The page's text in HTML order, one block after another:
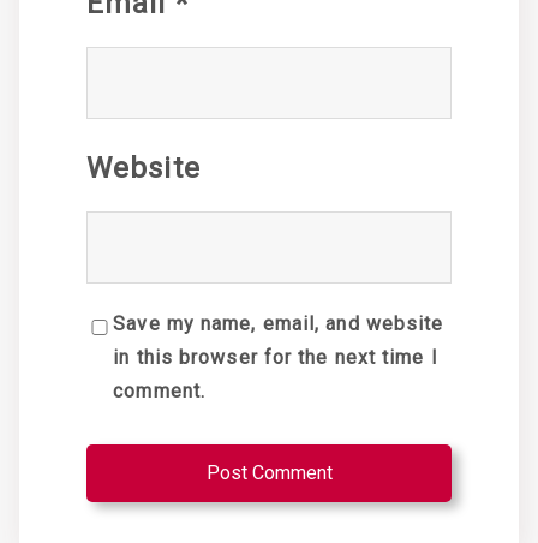
Website
Save my name, email, and website
in this browser for the next time I
comment.